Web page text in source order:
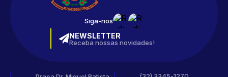
Siga-nos
NEWSLETTER
Receba nossas novidades!